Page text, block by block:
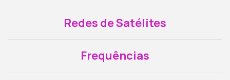
Redes de Satélites
Frequências